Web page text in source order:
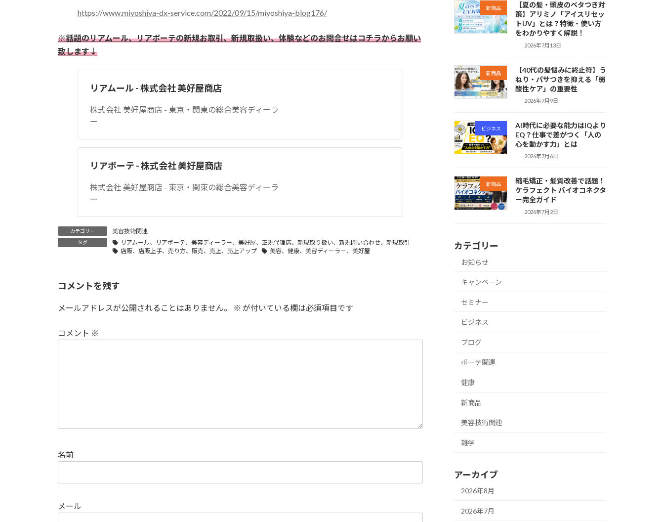
https://www.miyoshiya-dx-service.com/2022/09/15/miyoshiya-blog176/
※話題のリアムール、リアボーテの新規お取引、新規取扱い、体験などのお問合せはコチラからお願い
致します↓
リアムール - 株式会社 美好屋商店
株式会社 美好屋商店 - 東京・関東の総合美容ディーラ
ー
リアボーテ - 株式会社 美好屋商店
株式会社 美好屋商店 - 東京・関東の総合美容ディーラ
ー
カテゴリー 美容技術関連
タグ
リアムール、リアボーテ、美容ディーラー、美好屋、正規代理店、新規取り扱い、新規問い合わせ、新規取引
店販、店販上手、売り方、販売、売上、売上アップ
美容、健康、美容ディーラー、美好屋
コメントを残す
メールアドレスが公開されることはありません。 ※ が付いている欄は必須項目です
コメント ※
名前
メール
新商品
【夏の髪・頭皮のベタつき対
策】アリミノ「アイスリセッ
トUV」とは？特徴・使い方
をわかりやすく解説！
2026年7月13日
新商品
【40代の髪悩みに終止符】う
ねり・パサつきを抑える「弱
酸性ケア」の重要性
2026年7月9日
ビジネス
AI時代に必要な能力はIQより
EQ？仕事で差がつく「人の
心を動かす力」とは
2026年7月6日
新商品
縮毛矯正・髪質改善で話題！
ケラフェクト バイオコネクタ
ー完全ガイド
2026年7月2日
カテゴリー
お知らせ
キャンペーン
セミナー
ビジネス
ブログ
ボーテ関連
健康
新商品
美容技術関連
雑学
アーカイブ
2026年8月
2026年7月